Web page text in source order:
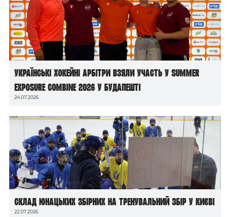
Українські хокейні арбітри взяли участь у Summer
Exposure Combine 2026 у Будапешті
24.07.2026
Склад юнацьких збірних на тренувальний збір у Києві
22.07.2026